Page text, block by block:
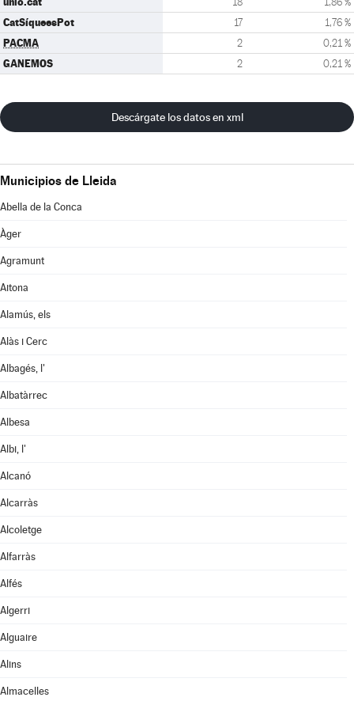
CatSíqueesPot 17 1,76 %
PACMA 2 0,21 %
GANEMOS 2 0,21 %
Descárgate los datos en xml
Municipios de Lleida
Abella de la Conca
Àger
Agramunt
Aitona
Alamús, els
Alàs i Cerc
Albagés, l'
Albatàrrec
Albesa
Albi, l'
Alcanó
Alcarràs
Alcoletge
Alfarràs
Alfés
Algerri
Alguaire
Alins
Almacelles